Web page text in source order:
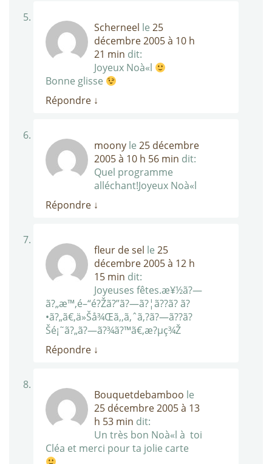
Scherneel le 25
décembre 2005 à 10 h
21 min dit:
Joyeux Noà«l
Bonne glisse
Répondre ↓
moony le 25 décembre
2005 à 10 h 56 min dit:
Quel programme
alléchant!Joyeux Noà«l
Répondre ↓
fleur de sel le 25
décembre 2005 à 12 h
15 min dit:
Joyeuses fêtes.æ¥½ã?—
ã?„æ™‚é–“é?Žã?”ã?—ã?¦ã??ã? ã?
•ã?„ã€‚ä»Šå¾Œã‚‚ã‚ˆã‚?ã?—ã??ã?
Šé¡˜ã?„ã?—ã?¾ã?™ã€‚æ?µç¾Ž
Répondre ↓
Bouquetdebamboo le
25 décembre 2005 à 13
h 53 min dit:
Un très bon Noà«l à toi
Cléa et merci pour ta jolie carte